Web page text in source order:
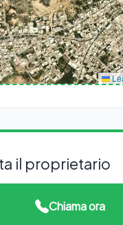
il proprietario
Chiama ora